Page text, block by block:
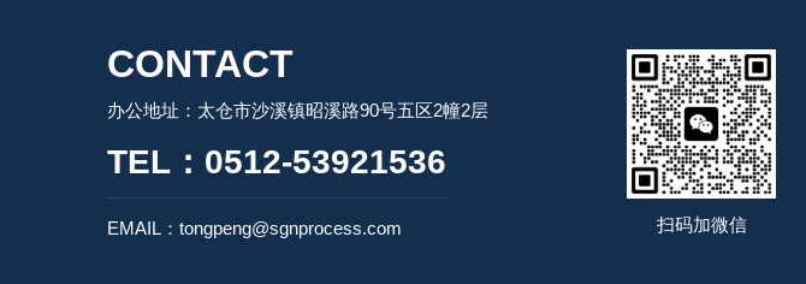
CONTACT
办公地址：太仓市沙溪镇昭溪路90号五区2幢2层
TEL：0512-53921536
EMAIL：tongpeng@sgnprocess.com 扫码加微信